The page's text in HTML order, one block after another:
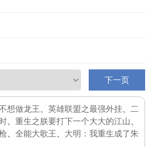
下一页
想做龙王 英雄联盟之最强外挂
二
重生之朕要打下一个大大的江山
全能大歌王
大明：我重生成了朱